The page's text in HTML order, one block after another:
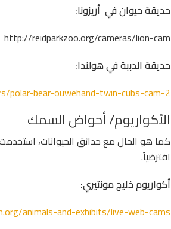
حديقة حيوان في أريزونا:
http://reidparkzoo.org/cameras/lion-cam
حديقة الدببة في هولندا:
polar-bear-ouwehand-twin-cubs-cam-2
الأكواريوم/ أحواض السمك
كما هو الحال مع حدائق الحيوانات،
افترضياً.
أكواريوم خليج مونتيري:
animals-and-exhibits/live-web-cams